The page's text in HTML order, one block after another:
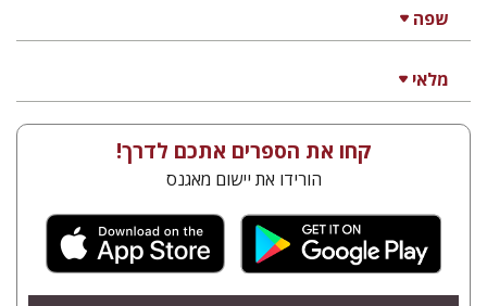
שפה
מלאי
קחו את הספרים אתכם לדרך!
הורידו את יישום מאגנס